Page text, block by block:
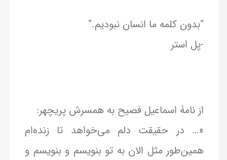
“بدون کلمه ما انسان نبودیم.”
-پل استر
از نامۀ اسماعیل فصیح به همسرش پریچهر:
«… در حقیقت دلم می‌خواهد تا زنده‌ام
همین‌طور مثل الان به تو بنویسم و بنویسم و